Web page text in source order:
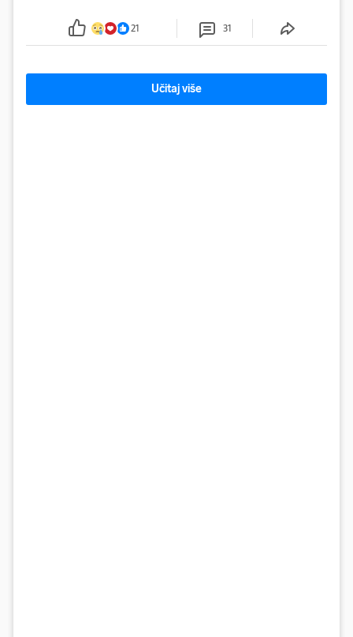
tamošnji liječnici ne vjeruju u oporavak: 'Imamo
21 31
Učitaj više